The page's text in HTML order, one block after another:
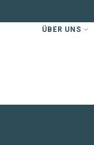
ÜBER UNS